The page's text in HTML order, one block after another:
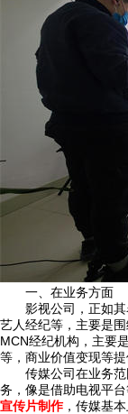
一、在业务方面
影视公司，正如其
艺人经纪等，主要是
MCN经纪机构，主要
等，商业价值变现等提
传媒公司在业务范
务，像是借助电视平
宣传片制作，传媒基